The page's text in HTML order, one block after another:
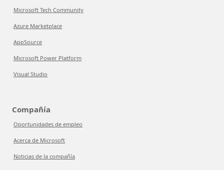
Microsoft Tech Community
Azure Marketplace
AppSource
Microsoft Power Platform
Visual Studio
Compañía
Oportunidades de empleo
Acerca de Microsoft
Noticias de la compañía